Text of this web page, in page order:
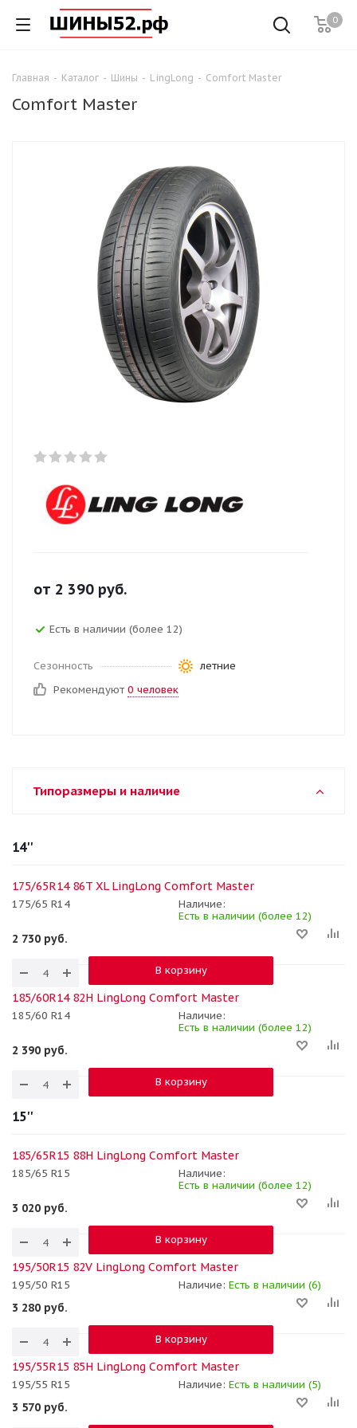
0
Главная - Каталог - Шины - LingLong - Comfort Master
Comfort Master
от 2 390 руб.
Есть в наличии (более 12)
Сезонность
летние
Рекомендуют 0 человек
Типоразмеры и наличие
14''
175/65R14 86T XL LingLong Comfort Master
175/65 R14
Наличие:
Есть в наличии (более 12)
2 730 руб.
В корзину
185/60R14 82H LingLong Comfort Master
185/60 R14
Наличие:
Есть в наличии (более 12)
2 390 руб.
В корзину
15''
185/65R15 88H LingLong Comfort Master
185/65 R15
Наличие:
Есть в наличии (более 12)
3 020 руб.
В корзину
195/50R15 82V LingLong Comfort Master
195/50 R15 Наличие: Есть в наличии (6)
3 280 руб.
В корзину
195/55R15 85H LingLong Comfort Master
195/55 R15 Наличие: Есть в наличии (5)
3 570 руб.